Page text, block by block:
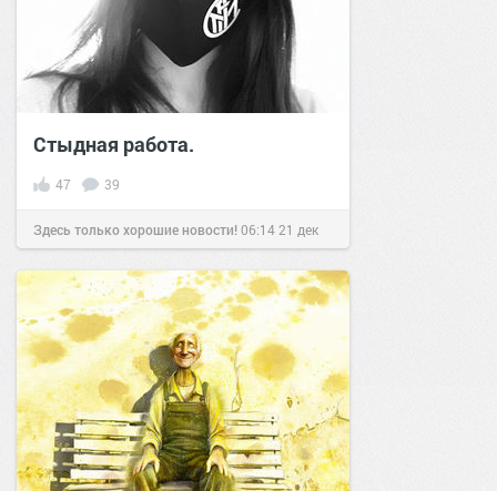
Стыдная работа.
47 39
Здесь только хорошие новости!06:14 21 дек
2021